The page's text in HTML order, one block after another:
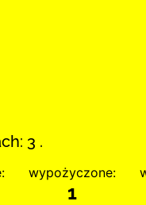
3 .
wypożyczone:
1